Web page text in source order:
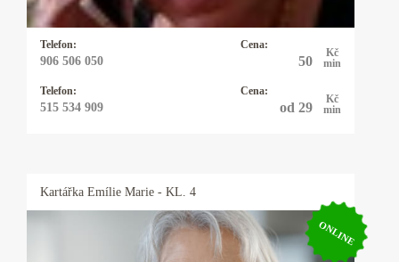
Telefon:
906 506 050
Cena:
50
Kč
min
Telefon:
515 534 909
Cena:
od 29
Kč
min
Kartářka Emílie Marie - KL. 4
ONLINE